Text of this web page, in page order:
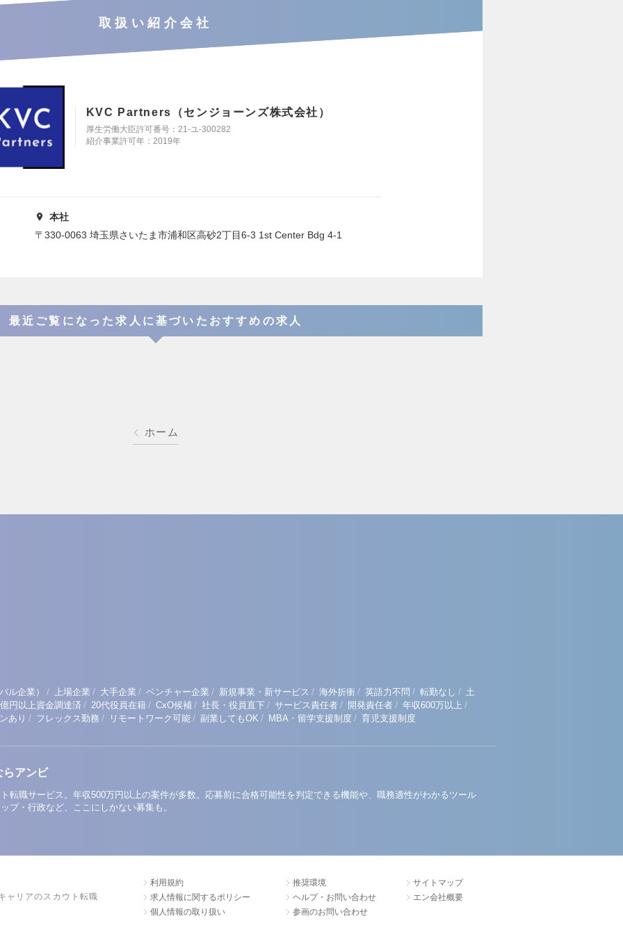
取扱い紹介会社
KVC Partners（センジョーンズ株式会社）
厚生労働大臣許可番号：21-ユ-300282
紹介事業許可年：2019年
本社
〒330-0063 埼玉県さいたま市浦和区高砂2丁目6-3 1st Center Bdg 4-1
最近ご覧になった求人に基づいたおすすめの求人
ホーム
ル企業） / 上場企業 / 大手企業 / ベンチャー企業 / 新規事業・新サービス / 海外折衝 / 英語力不問 / 転勤なし / 土
円以上資金調達済 / 20代役員在籍 / CxO候補 / 社長・役員直下 / サービス責任者 / 開発責任者 / 年収600万以上 /
あり / フレックス勤務 / リモートワーク可能 / 副業してもOK / MBA・留学支援制度 / 育児支援制度
らアンビ
転職サービス。年収500万円以上の案件が多数。応募前に合格可能性を判定できる機能や、職務適性がわかるツール
プ・行政など、ここにしかない募集も。
ャリアのスカウト転職
利用規約
求人情報に関するポリシー
個人情報の取り扱い
推奨環境
ヘルプ・お問い合わせ
参画のお問い合わせ
サイトマップ
エン会社概要